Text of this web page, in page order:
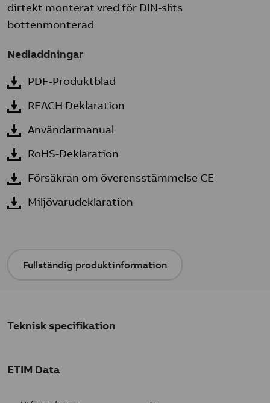
dirtekt monterat vred för DIN-slits
bottenmonterad
Nedladdningar
PDF-Produktblad
REACH Deklaration
Användarmanual
RoHS-Deklaration
Försäkran om överensstämmelse CE
Miljövarudeklaration
Fullständig produktinformation
Teknisk specifikation
ETIM Data